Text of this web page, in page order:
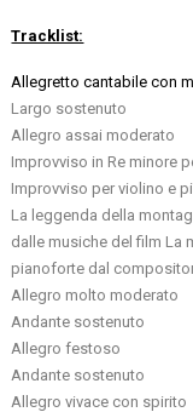
Tracklist:
Allegretto cantabile con
Largo sostenuto
Allegro assai moderato
Improvviso in Re minore
Improvviso per violino e
La leggenda della
dalle musiche del film La
pianoforte dal
Allegro molto moderato
Andante sostenuto
Allegro festoso
Andante sostenuto
Allegro vivace con spirito